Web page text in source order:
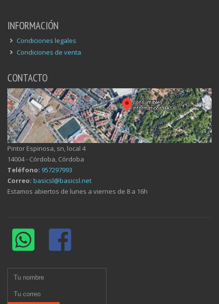
INFORMACIÓN
Condiciones legales
Condiciones de venta
CONTACTO
Pintor Espinosa, sn, local 4
14004 - Córdoba, Córdoba
Teléfono: 957297993
Correo: basicsl@basicsl.net
Estamos abiertos de lunes a viernes de 8 a 16h